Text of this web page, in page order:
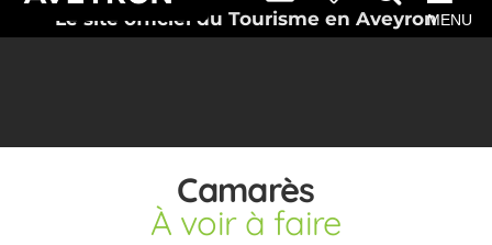
Le site officiel du Tourisme en AveyronMENU
Camarès
À voir à faire